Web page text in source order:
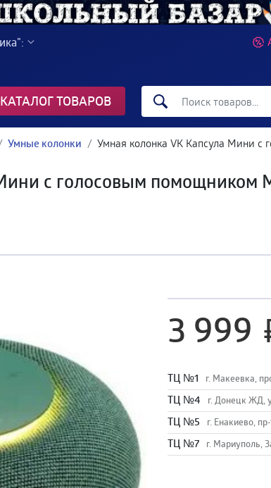
КАТАЛОГ ТОВАРОВ
Умные колонки Умная колонка VK Капсула Мини
с голосовым помощником
3 999
TЦ №1 г. Макеевка,
TЦ №4 г. Донецк ЖД,
TЦ №5 г. Енакиево,
ТЦ №7 г. Мариуполь,